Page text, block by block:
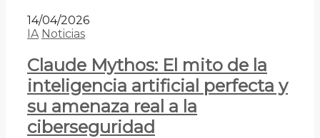
14/04/2026
IA Noticias
Claude Mythos: El mito de la
inteligencia artificial perfecta y
su amenaza real a la
ciberseguridad